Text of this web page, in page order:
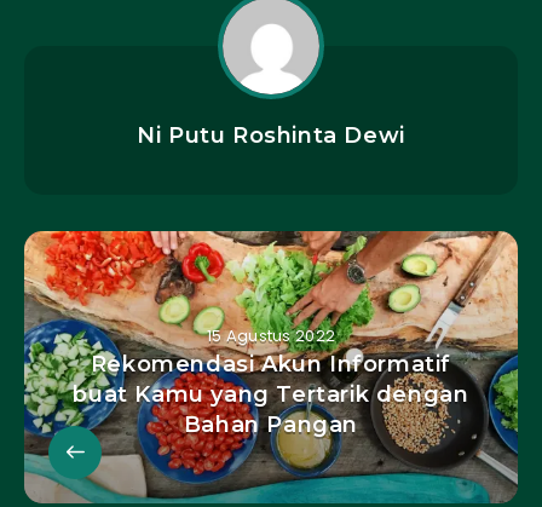
Ni Putu Roshinta Dewi
15 Agustus 2022
Rekomendasi Akun Informatif
buat Kamu yang Tertarik dengan
Bahan Pangan